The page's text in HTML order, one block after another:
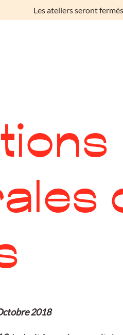
Les ateliers seront
2018